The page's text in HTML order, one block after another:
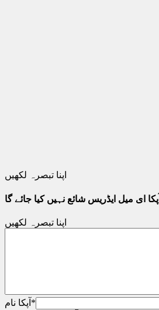
اپنا تبصرہ لکھیں
آپکا ای میل ایڈریس شائع نہیں کیا جائے گا
اپنا تبصرہ لکھیں
آپکا نام *